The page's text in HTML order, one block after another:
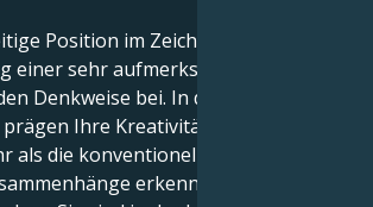
Position im Zeichen Fische trägt
einer sehr aufmerksamen, kreativen
Denkweise bei. In dieser
Ihre Kreativität und Intuition
als die konventionelle Weisheit. So
erkennen, die andere